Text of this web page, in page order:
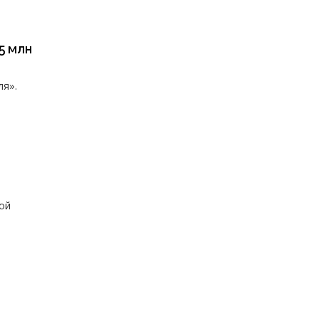
млн